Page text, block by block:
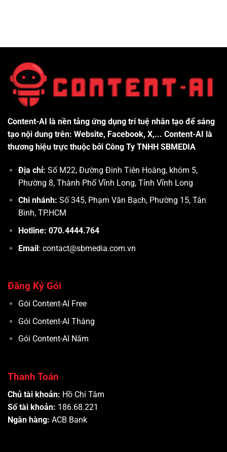
Content-AI là nền tảng ứng dụng trí tuệ nhân tạo để sáng
tạo nội dung trên: Website, Facebook, X,... Content-AI là
thương hiệu trực thuộc bởi Công Ty TNHH SBMEDIA
Địa chỉ: Số M22, Đường Đinh Tiên Hoàng, khóm 5,
Phường 8, Thành Phố Vĩnh Long, Tỉnh Vĩnh Long
Chi nhánh: Số 345, Phạm Văn Bạch, Phường 15, Tân
Bình, TP.HCM
Hotline: 070.4444.764
Email: contact@sbmedia.com.vn
Đăng Ký Gói
Gói Content-AI Free
Gói Content-AI Tháng
Gói Content-AI Năm
Thanh Toán
Chủ tài khoản: Hồ Chí Tâm
Số tài khoản: 186.68.221
Ngân hàng: ACB Bank